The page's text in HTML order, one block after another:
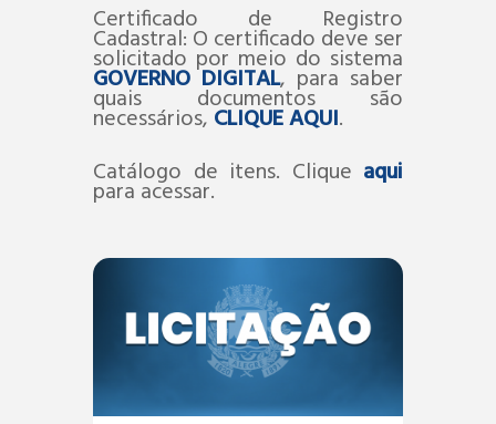
Certificado de Registro
Cadastral: O certificado deve ser
solicitado por meio do sistema
GOVERNO DIGITAL, para saber
quais documentos são
necessários, CLIQUE AQUI.
Catálogo de itens. Clique aqui
para acessar.